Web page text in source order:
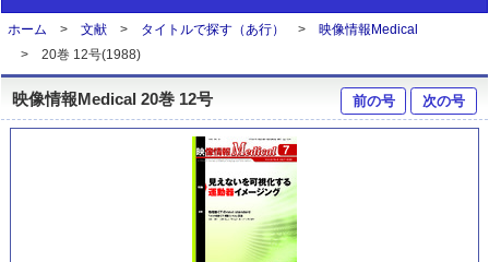
ホーム 文献 タイトルで探す（あ行）
映像情報Medical
20巻 12号(1988)
映像情報Medical 20巻 12号 前の号 次の号